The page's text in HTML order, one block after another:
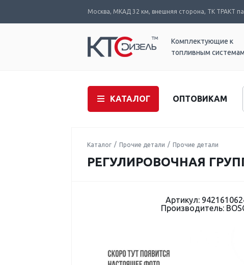
Москва, МКАД 32 км, внешняя сторона, ТК ТРАКТ
Комплектующие к
топливным системам
КАТАЛОГ ОПТОВИКАМ
Каталог Прочие детали Прочие детали
РЕГУЛИРОВОЧНАЯ
Артикул:
Производитель: